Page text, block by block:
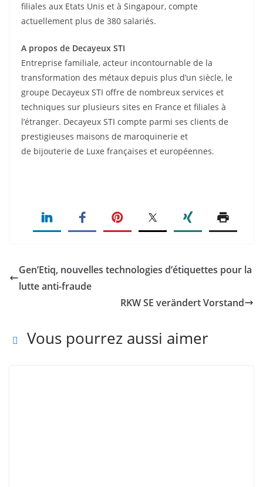
filiales aux Etats Unis et à Singapour, compte
actuellement plus de 380 salariés.
A propos de Decayeux STI
Entreprise familiale, acteur incontournable de la
transformation des métaux depuis plus d’un siècle, le
groupe Decayeux STI offre de nombreux services et
techniques sur plusieurs sites en France et filiales à
l’étranger. Decayeux STI compte parmi ses clients de
prestigieuses maisons de maroquinerie et
de bijouterie de Luxe françaises et européennes.
Gen’Etiq, nouvelles technologies d’étiquettes pour la
lutte anti-fraude
RKW SE verändert Vorstand
Vous pourrez aussi aimer